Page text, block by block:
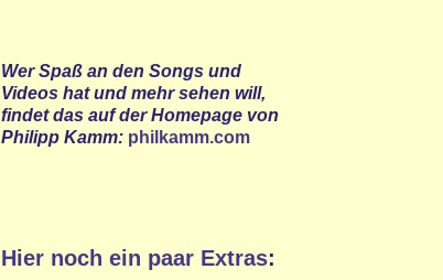
Wer Spaß an den Songs und
Videos hat und mehr sehen will,
findet das auf der Homepage von
Philipp Kamm: philkamm.com
Hier noch ein paar Extras: